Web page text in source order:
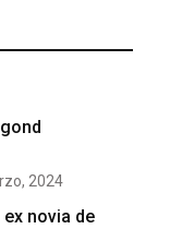
2024
ex novia de